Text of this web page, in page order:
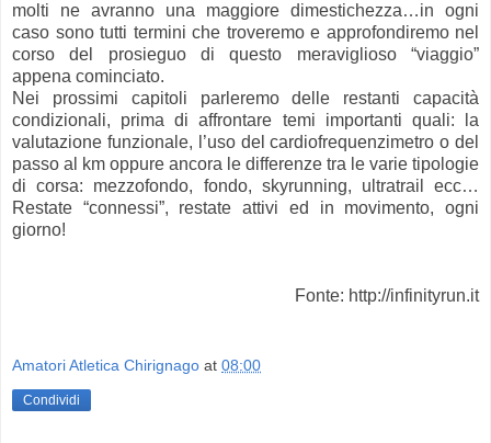
molti ne avranno una maggiore dimestichezza…in ogni
caso sono tutti termini che troveremo e approfondiremo nel
corso del prosieguo di questo meraviglioso “viaggio”
appena cominciato.
Nei prossimi capitoli parleremo delle restanti capacità
condizionali, prima di affrontare temi importanti quali: la
valutazione funzionale, l’uso del cardiofrequenzimetro o del
passo al km oppure ancora le differenze tra le varie tipologie
di corsa: mezzofondo, fondo, skyrunning, ultratrail ecc…
Restate “connessi”, restate attivi ed in movimento, ogni
giorno!
Fonte: http://infinityrun.it
Amatori Atletica Chirignago at 08:00
Condividi